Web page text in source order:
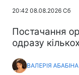
20:42 08.08.2026 Сб
Постачання
одразу
ВАЛЕРІЯ АБАБІНА